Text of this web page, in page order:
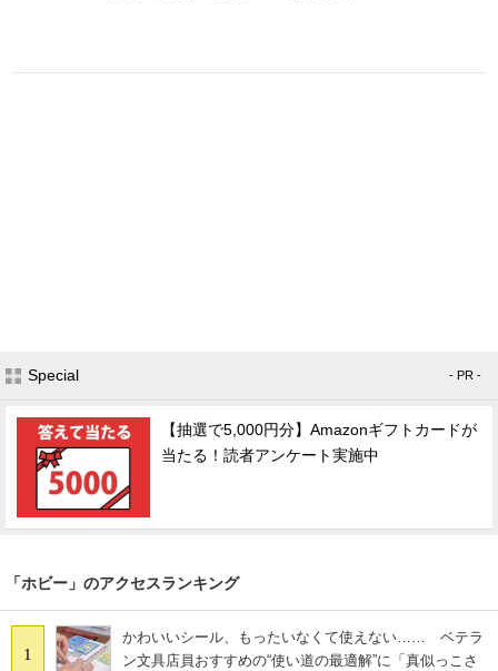
Special - PR -
【抽選で5,000円分】Amazonギフトカードが
当たる！読者アンケート実施中
「ホビー」のアクセスランキング
1
かわいいシール、もったいなくて使えない…… ベテラ
ン文具店員おすすめの“使い道の最適解”に「真似っこさ